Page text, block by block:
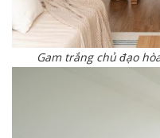
Gam trắng chủ đạo